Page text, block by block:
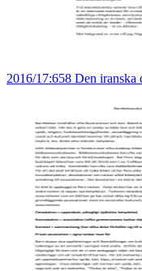
2016/17:658 Den iranska